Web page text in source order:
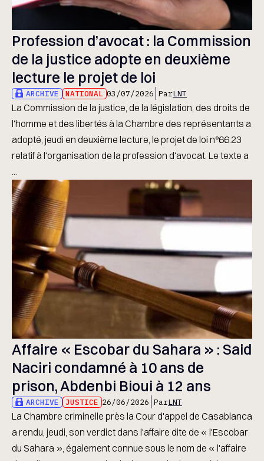
Profession d’avocat : la Commission
de la justice adopte en deuxième
lecture le projet de loi
ARCHIVE NATIONAL 03/07/2026 ParLNT
La Commission de la justice, de la législation, des droits de
l'homme et des libertés à la Chambre des représentants a
adopté, jeudi en deuxième lecture, le projet de loi n°66.23
relatif à l'organisation de la profession d'avocat. Le texte a
...
Affaire « Escobar du Sahara » : Said
Naciri condamné à 10 ans de
prison, Abdenbi Bioui à 12 ans
ARCHIVE JUSTICE 26/06/2026 ParLNT
La Chambre criminelle près la Cour d'appel de Casablanca
a rendu, jeudi, son verdict dans l'affaire dite de « l'Escobar
du Sahara », également connue sous le nom de « l'affaire